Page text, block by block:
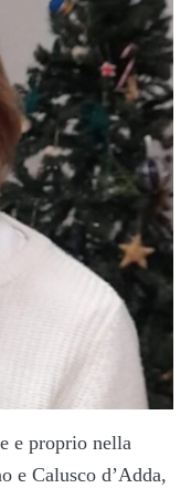
e proprio nella
e Calusco d’Adda,